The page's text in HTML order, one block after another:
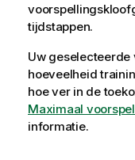
tijdstappen.
Uw geselecteerde
hoeveelheid
hoe ver in de
Maximaal
informatie.